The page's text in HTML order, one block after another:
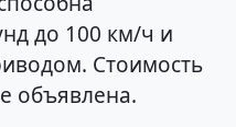
до 100 км/ч и
Стоимость
объявлена.